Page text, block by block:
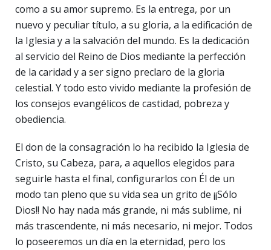
como a su amor supremo. Es la entrega, por un
nuevo y peculiar título, a su gloria, a la edificación de
la Iglesia y a la salvación del mundo. Es la dedicación
al servicio del Reino de Dios mediante la perfección
de la caridad y a ser signo preclaro de la gloria
celestial. Y todo esto vivido mediante la profesión de
los consejos evangélicos de castidad, pobreza y
obediencia.
El don de la consagración lo ha recibido la Iglesia de
Cristo, su Cabeza, para, a aquellos elegidos para
seguirle hasta el final, configurarlos con Él de un
modo tan pleno que su vida sea un grito de ¡¡Sólo
Dios!! No hay nada más grande, ni más sublime, ni
más trascendente, ni más necesario, ni mejor. Todos
lo poseeremos un día en la eternidad, pero los